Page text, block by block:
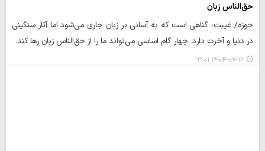
حق‌الناس زبان
حوزه/ غیبت، گناهی است که به آسانی بر زبان جاری می‌شود اما آثار سنگینی
در دنیا و آخرت دارد. چهار گام اساسی می‌تواند ما را از حق‌الناس زبان رها کند.
۱۴۰۴-۰۷-۱۶ ۱۳:۰۱